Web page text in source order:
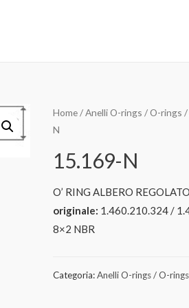
Home/Anelli O-rings / O-rings
N
15.169-N
O’ RING ALBERO
originale: 1.460.210.324 /
8×2 NBR
Categoria:Anelli O-rings / O-